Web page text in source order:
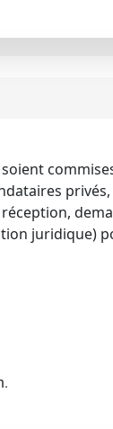
juridique)